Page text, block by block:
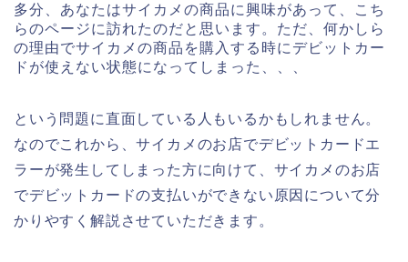
多分、あなたはサイカメの商品に興味があって、こち
らのページに訪れたのだと思います。ただ、何かしら
の理由でサイカメの商品を購入する時にデビットカー
ドが使えない状態になってしまった、、、
という問題に直面している人もいるかもしれません。
なのでこれから、サイカメのお店でデビットカードエ
ラーが発生してしまった方に向けて、サイカメのお店
でデビットカードの支払いができない原因について分
かりやすく解説させていただきます。